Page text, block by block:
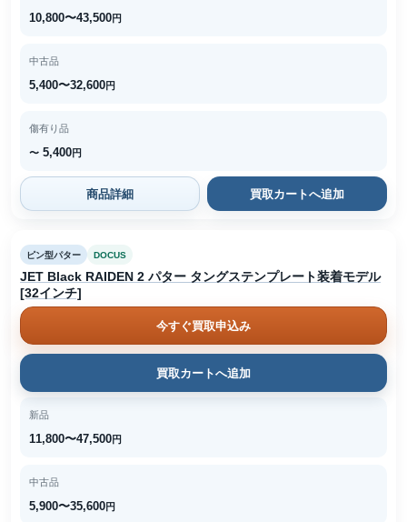
10,800〜43,500円
中古品
5,400〜32,600円
傷有り品
〜 5,400円
商品詳細 買取カートへ追加
ピン型パター DOCUS
JET Black RAIDEN 2 パター タングステンプレート装着モデル
[32インチ]
今すぐ買取申込み
買取カートへ追加
新品
11,800〜47,500円
中古品
5,900〜35,600円